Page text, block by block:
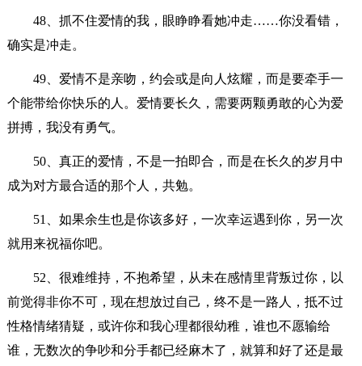
48、抓不住爱情的我，眼睁睁看她冲走……你没看错，
确实是冲走。
49、爱情不是亲吻，约会或是向人炫耀，而是要牵手一
个能带给你快乐的人。爱情要长久，需要两颗勇敢的心为爱
拼搏，我没有勇气。
50、真正的爱情，不是一拍即合，而是在长久的岁月中
成为对方最合适的那个人，共勉。
51、如果余生也是你该多好，一次幸运遇到你，另一次
就用来祝福你吧。
52、很难维持，不抱希望，从未在感情里背叛过你，以
前觉得非你不可，现在想放过自己，终不是一路人，抵不过
性格情绪猜疑，或许你和我心理都很幼稚，谁也不愿输给
谁，无数次的争吵和分手都已经麻木了，就算和好了还是最